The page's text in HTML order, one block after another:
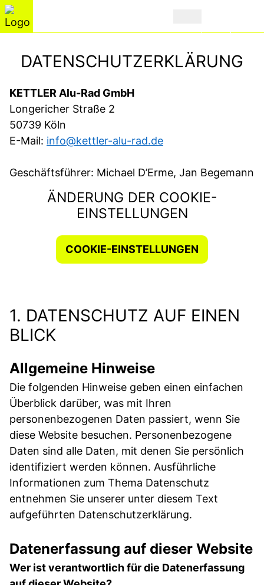
DATENSCHUTZERKLÄRUNG
KETTLER Alu-Rad GmbH
Longericher Straße 2
50739 Köln
E-Mail: info@kettler-alu-rad.de
Geschäftsführer: Michael D’Erme, Jan Begemann
ÄNDERUNG DER COOKIE-
EINSTELLUNGEN
COOKIE-EINSTELLUNGEN
1. DATENSCHUTZ AUF EINEN
BLICK
Allgemeine Hinweise
Die folgenden Hinweise geben einen einfachen
Überblick darüber, was mit Ihren
personenbezogenen Daten passiert, wenn Sie
diese Website besuchen. Personenbezogene
Daten sind alle Daten, mit denen Sie persönlich
identifiziert werden können. Ausführliche
Informationen zum Thema Datenschutz
entnehmen Sie unserer unter diesem Text
aufgeführten Datenschutzerklärung.
Datenerfassung auf dieser Website
Wer ist verantwortlich für die Datenerfassung